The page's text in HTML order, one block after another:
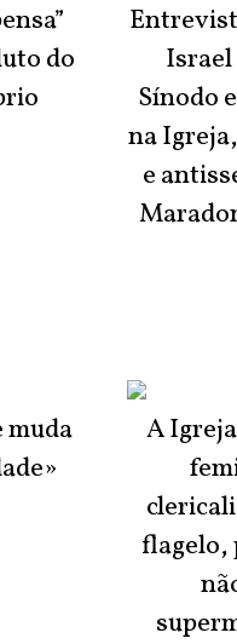
do
muda
Israel
Sínodo
na
e
A
flagelo,